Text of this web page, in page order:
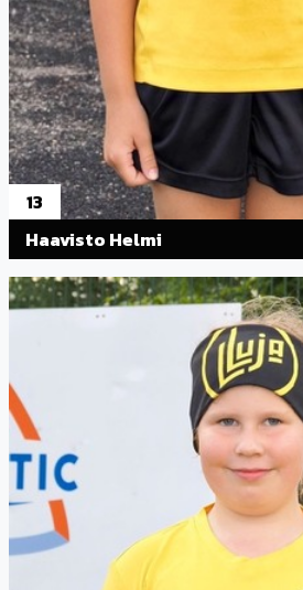
13
Haavisto Helmi